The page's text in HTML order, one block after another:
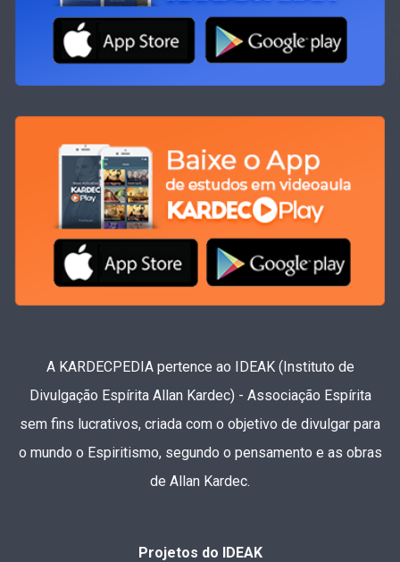
A KARDECPEDIA pertence ao IDEAK (Instituto de
Divulgação Espírita Allan Kardec) - Associação Espírita
sem fins lucrativos, criada com o objetivo de divulgar para
o mundo o Espiritismo, segundo o pensamento e as obras
de Allan Kardec.
Projetos do IDEAK